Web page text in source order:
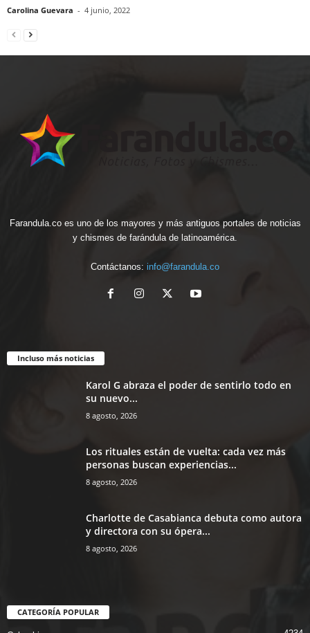
Carolina Guevara - 4 junio, 2022
Farandula.co es uno de los mayores y más antiguos portales de noticias
y chismes de farándula de latinoamérica.
Contáctanos: info@farandula.co
Incluso más noticias
Karol G abraza el poder de sentirlo todo en
su nuevo...
8 agosto, 2026
Los rituales están de vuelta: cada vez más
personas buscan experiencias...
8 agosto, 2026
Charlotte de Casabianca debuta como autora
y directora con su ópera...
8 agosto, 2026
CATEGORÍA POPULAR